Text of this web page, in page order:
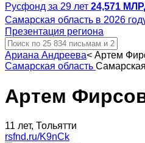
Русфонд за 29 лет 24,571
Самарская область в 2026
Презентация региона
Ариана Андреева< Артем
Самарская область
Артем
11 лет, Тольятти
rsfnd.ru/K9nCk